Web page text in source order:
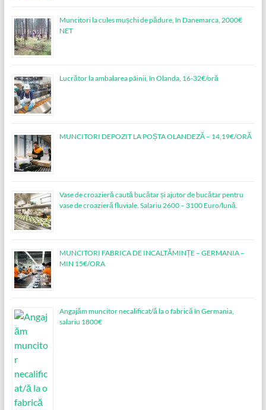
Muncitori la cules mușchi de pădure, în Danemarca, 2000€
NET
Lucrător la ambalarea pâinii, în Olanda, 16-32€/oră
MUNCITORI DEPOZIT LA POȘTA OLANDEZĂ – 14,19€/ORĂ
Vase de croazieră caută bucătar și ajutor de bucătar pentru
vase de croazieră fluviale. Salariu 2600 – 3100 Euro/lună.
MUNCITORI FABRICA DE INCALTĂMINȚE – GERMANIA –
MIN 15€/ORA
Angajăm muncitor necalificat/ă la o fabrică în Germania,
salariu 1800€